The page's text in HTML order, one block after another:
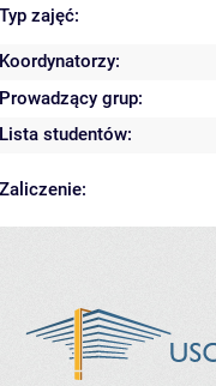
Typ zajęć:
Koordynatorzy:
Prowadzący grup:
Lista studentów:
Zaliczenie: